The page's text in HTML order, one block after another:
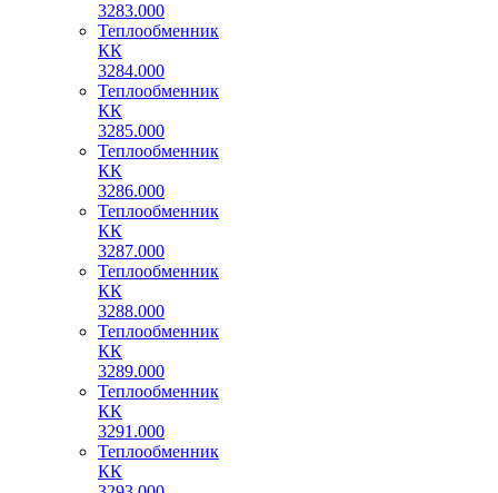
3283.000
Теплообменник
КК
3284.000
Теплообменник
КК
3285.000
Теплообменник
КК
3286.000
Теплообменник
КК
3287.000
Теплообменник
КК
3288.000
Теплообменник
КК
3289.000
Теплообменник
КК
3291.000
Теплообменник
КК